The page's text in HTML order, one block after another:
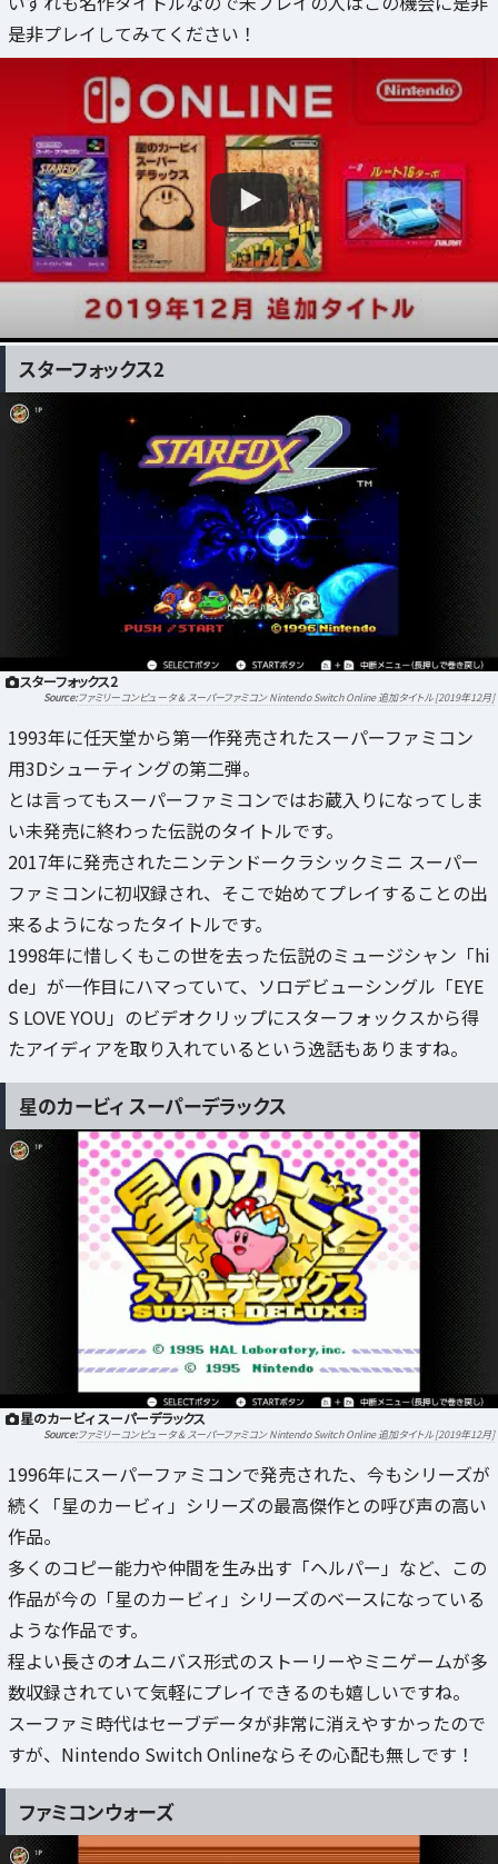
是非プレイしてみてください！
スターフォックス2
スターフォックス2
ファミリーコンピュータ & スーパーファミコン Nintendo Switch Online 追加タイトル [2019年12月]
1993年に任天堂から第一作発売されたスーパーファミコン
用3Dシューティングの第二弾。
とは言ってもスーパーファミコンではお蔵入りになってしま
い未発売に終わった伝説のタイトルです。
2017年に発売されたニンテンドークラシックミニ スーパー
ファミコンに初収録され、そこで始めてプレイすることの出
来るようになったタイトルです。
1998年に惜しくもこの世を去った伝説のミュージシャン「hi
de」が一作目にハマっていて、ソロデビューシングル「EYE
S LOVE YOU」のビデオクリップにスターフォックスから得
たアイディアを取り入れているという逸話もありますね。
星のカービィ スーパーデラックス
星のカービィ スーパーデラックス
ファミリーコンピュータ & スーパーファミコン Nintendo Switch Online 追加タイトル [2019年12月]
1996年にスーパーファミコンで発売された、今もシリーズが
続く「星のカービィ」シリーズの最高傑作との呼び声の高い
作品。
多くのコピー能力や仲間を生み出す「ヘルパー」など、この
作品が今の「星のカービィ」シリーズのベースになっている
ような作品です。
程よい長さのオムニバス形式のストーリーやミニゲームが多
数収録されていて気軽にプレイできるのも嬉しいですね。
スーファミ時代はセーブデータが非常に消えやすかったので
すが、Nintendo Switch Onlineならその心配も無しです！
ファミコンウォーズ